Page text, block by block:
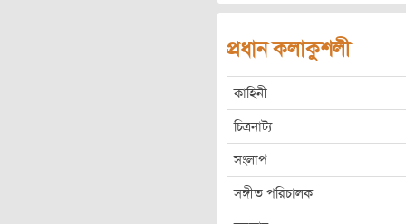
প্রধান কলাকুশলী
কাহিনী
চিত্রনাট্য
সংলাপ
সঙ্গীত পরিচালক